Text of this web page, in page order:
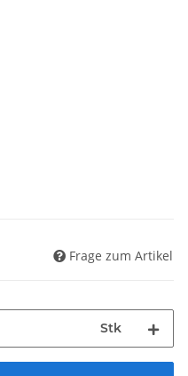
Frage zum Artikel
Stk